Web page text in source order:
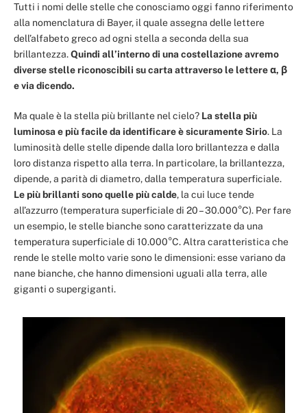
Tutti i nomi delle stelle che conosciamo oggi fanno riferimento
alla nomenclatura di Bayer, il quale assegna delle lettere
dell’alfabeto greco ad ogni stella a seconda della sua
brillantezza.Quindi all’interno di una costellazione avremo
diverse stelle riconoscibili su carta attraverso le lettere α, β
e via dicendo.
Ma quale è la stella più brillante nel cielo? La stella più
luminosa e più facile da identificare è sicuramente Sirio. La
luminosità delle stelle dipende dalla loro brillantezza e dalla
loro distanza rispetto alla terra. In particolare, la brillantezza,
dipende, a parità di diametro, dalla temperatura superficiale.
Le più brillanti sono quelle più calde, la cui luce tende
all’azzurro (temperatura superficiale di 20 – 30.000°C). Per fare
un esempio, le stelle bianche sono caratterizzate da una
temperatura superficiale di 10.000°C. Altra caratteristica che
rende le stelle molto varie sono le dimensioni: esse variano da
nane bianche, che hanno dimensioni uguali alla terra, alle
giganti o supergiganti.